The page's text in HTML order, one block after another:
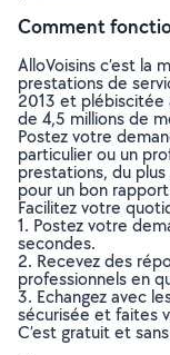
Comment
AlloVoisins c’est la
prestations de
2013 et plébiscitée
de 4,5 millions de
Postez votre
particulier ou un
prestations, du
pour un bon
Facilitez votre
1. Postez votre
secondes.
2. Recevez des
professionnels en
3. Echangez avec
sécurisée et faites
C’est gratuit et